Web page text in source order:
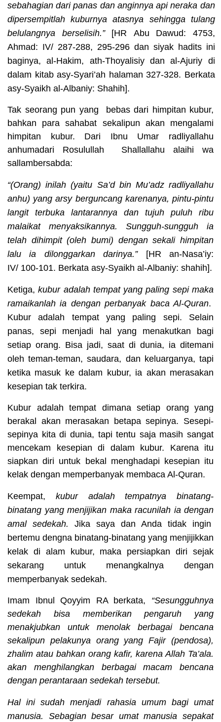
sebahagian dari panas dan anginnya api neraka dan
dipersempitlah kuburnya atasnya sehingga tulang
belulangnya berselisih.”[HR
Abu Dawud: 4753,
Ahmad: IV/ 287-288, 295-296 dan siyak hadits ini
baginya, al-Hakim, ath-Thoyalisiy dan al-Ajuriy di
dalam kitab asy-Syari’ah halaman 327-328. Berkata
asy-Syaikh al-Albaniy: Shahih].
Tak seorang pun yang bebas dari himpitan kubur,
bahkan para sahabat sekalipun akan mengalami
himpitan kubur. Dari Ibnu Umar
radliyallahu
anhumadari Rosulullah
Shallallahu alaihi wa
sallambersabda:
“(Orang) inilah (yaitu Sa’d bin Mu’adz radliyallahu
anhu) yang arsy berguncang karenanya, pintu-pintu
langit terbuka lantarannya dan tujuh puluh ribu
malaikat menyaksikannya. Sungguh-sungguh ia
telah dihimpit (oleh bumi) dengan sekali himpitan
lalu ia dilonggarkan darinya.”[HR
an-Nasa’iy:
IV/ 100-101. Berkata asy-Syaikh al-Albaniy: shahih].
Ketiga,kubur adalah tempat yang paling sepi maka
ramaikanlah ia dengan perbanyak baca Al-Quran.
Kubur adalah tempat yang paling sepi. Selain
panas, sepi menjadi hal yang menakutkan bagi
setiap orang. Bisa jadi, saat di dunia, ia ditemani
oleh teman-teman, saudara, dan keluarganya, tapi
ketika masuk ke dalam kubur, ia akan merasakan
kesepian tak terkira.
Kubur adalah tempat dimana setiap orang yang
berakal akan merasakan betapa sepinya. Sesepi-
sepinya kita di dunia, tapi tentu saja masih sangat
mencekam kesepian di dalam kubur. Karena itu
siapkan diri untuk bekal menghadapi kesepian itu
kelak dengan memperbanyak membaca Al-Quran.
Keempat, kubur adalah tempatnya binatang-
binatang yang menjijikan maka racunilah ia dengan
amal sedekah. Jika saya dan Anda tidak ingin
bertemu dengna binatang-binatang yang menjijikkan
kelak di alam kubur, maka persiapkan diri sejak
sekarang untuk menangkalnya dengan
memperbanyak sedekah.
Imam Ibnul Qoyyim RA berkata, “Sesungguhnya
sedekah bisa memberikan pengaruh yang
menakjubkan untuk menolak berbagai bencana
sekalipun pelakunya orang yang Fajir (pendosa),
zhalim atau bahkan orang kafir, karena Allah Ta’ala.
akan menghilangkan berbagai macam bencana
dengan perantaraan sedekah tersebut.
Hal ini sudah menjadi rahasia umum bagi umat
manusia. Sebagian besar umat manusia sepakat